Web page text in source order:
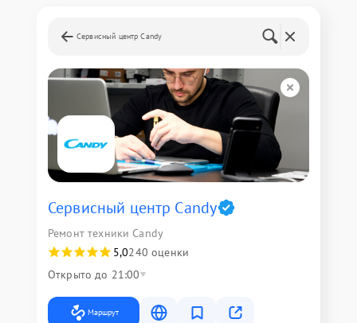
Сервисный центр Candy
Сервисный центр Candy
Ремонт техники Candy
5,0240 оценки
Открыто до 21:00
Маршрут